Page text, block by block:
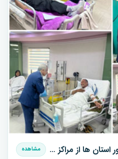
بازدید معاونت هماهنگی امور استان ها از مراکز درمانی بیماریهای خاص استان یزد مشاهده